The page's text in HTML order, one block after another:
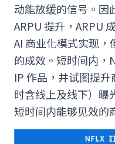
动能放缓的信号。因
ARPU 提升，ARPU
AI 商业化模式实现
的成效。短时间内
IP 作品，并试图提
时含线上及线下）曝
短时间内能够见效的